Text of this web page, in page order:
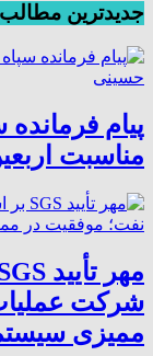
جدیدترین مطالب
پیام
مناسبت
شرکت
ممیزی